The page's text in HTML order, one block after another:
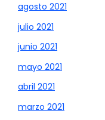
agosto 2021
julio 2021
junio 2021
mayo 2021
abril 2021
marzo 2021